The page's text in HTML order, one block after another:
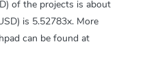
of the projects is about
is 5.52783x. More
can be found at